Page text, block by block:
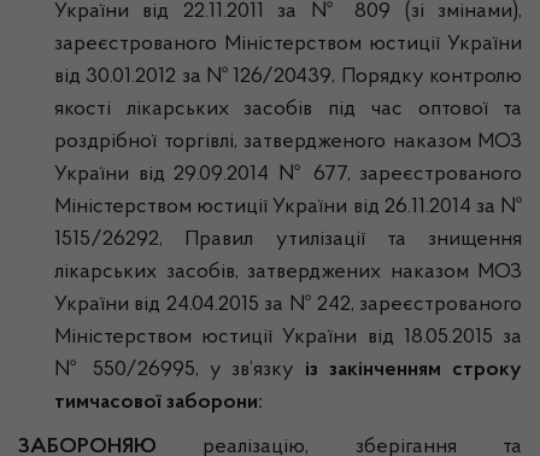
України від 22.11.2011 за № 809 (зі змінами),
зареєстрованого Міністерством юстиції України
від 30.01.2012 за № 126/20439, Порядку контролю
якості лікарських засобів під час оптової та
роздрібної торгівлі, затвердженого наказом МОЗ
України від 29.09.2014 № 677, зареєстрованого
Міністерством юстиції України від 26.11.2014 за №
1515/26292, Правил утилізації та знищення
лікарських засобів, затверджених наказом МОЗ
України від 24.04.2015 за № 242, зареєстрованого
Міністерством юстиції України від 18.05.2015 за
№ 550/26995, у зв’язку із закінченням строку
тимчасової заборони:
ЗАБОРОНЯЮ реалізацію, зберігання та